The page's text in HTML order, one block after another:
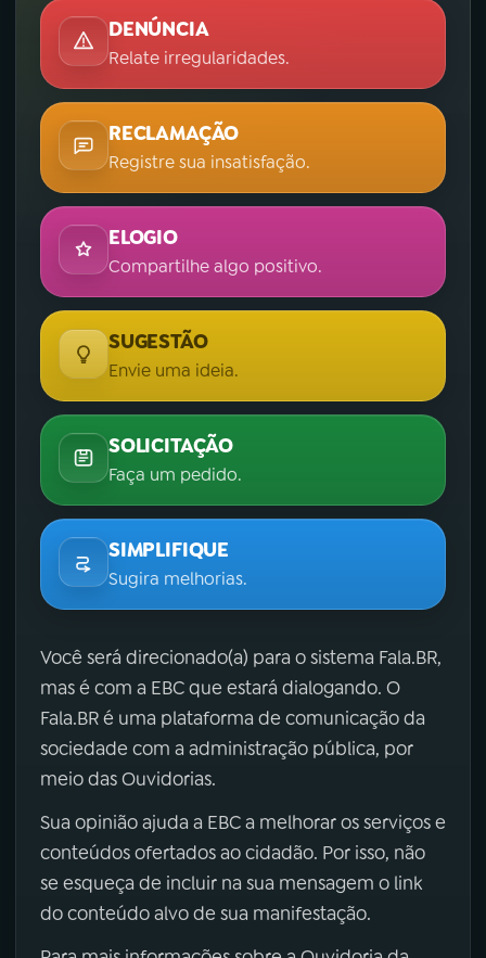
DENÚNCIA
Relate irregularidades.
RECLAMAÇÃO
Registre sua insatisfação.
ELOGIO
Compartilhe algo positivo.
SUGESTÃO
Envie uma ideia.
SOLICITAÇÃO
Faça um pedido.
SIMPLIFIQUE
Sugira melhorias.
Você será direcionado(a) para o sistema Fala.BR,
mas é com a EBC que estará dialogando. O
Fala.BR é uma plataforma de comunicação da
sociedade com a administração pública, por
meio das Ouvidorias.
Sua opinião ajuda a EBC a melhorar os serviços e
conteúdos ofertados ao cidadão. Por isso, não
se esqueça de incluir na sua mensagem o link
do conteúdo alvo de sua manifestação.